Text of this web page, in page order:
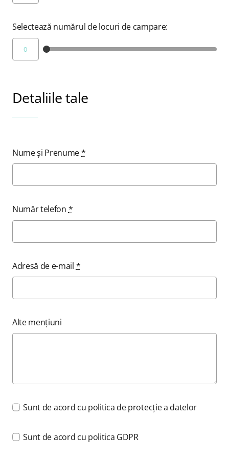
Selectează numărul de locuri de campare:
Detaliile tale
Nume și Prenume*
Număr telefon *
Adresă de e-mail *
Alte mențiuni
Sunt de acord cu politica de protecție a datelor
Sunt de acord cu politica GDPR